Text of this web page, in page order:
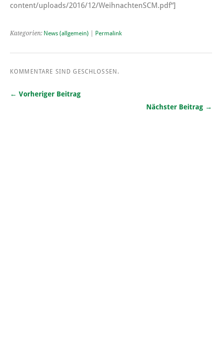
content/uploads/2016/12/WeihnachtenSCM.pdf“]
Kategorien: News (allgemein) Permalink
KOMMENTARE SIND GESCHLOSSEN.
← Vorheriger Beitrag
Nächster Beitrag →